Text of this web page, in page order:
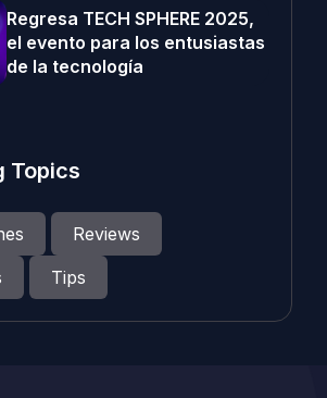
Regresa TECH SPHERE 2025,
el evento para los entusiastas
de la tecnología
Topics
Reviews
Tips